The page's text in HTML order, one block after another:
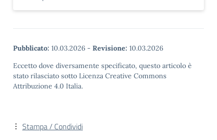
Pubblicato: 10.03.2026 - Revisione: 10.03.2026
Eccetto dove diversamente specificato, questo articolo è
stato rilasciato sotto Licenza Creative Commons
Attribuzione 4.0 Italia.
Stampa / Condividi